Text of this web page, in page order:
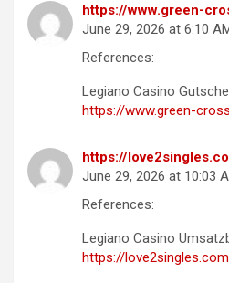
https://www.green-
June 29, 2026 at 6:10
References:
Legiano Casino
https://www.green-
https://
June 29, 2026 at 10:03
References:
Legiano Casino
https://love2singles.com